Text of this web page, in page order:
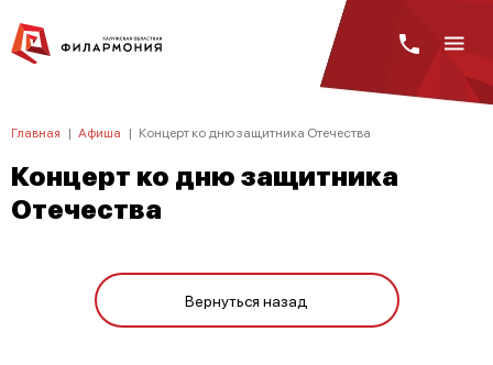
Главная | Афиша | Концерт ко дню защитника Отечества
Концерт ко дню защитника
Отечества
Вернуться назад